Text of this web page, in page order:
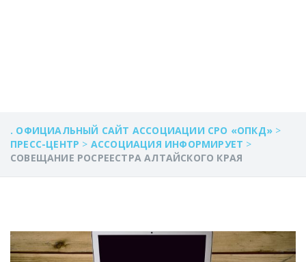
. ОФИЦИАЛЬНЫЙ САЙТ АССОЦИАЦИИ СРО «ОПКД» >
ПРЕСС-ЦЕНТР > АССОЦИАЦИЯ ИНФОРМИРУЕТ >
СОВЕЩАНИЕ РОСРЕЕСТРА АЛТАЙСКОГО КРАЯ